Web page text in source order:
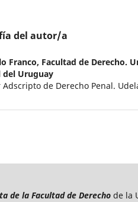
del autor/a
Franco, Facultad de Derecho.
del Uruguay
Adscripto de Derecho Penal.
de la Facultad de Derecho de la